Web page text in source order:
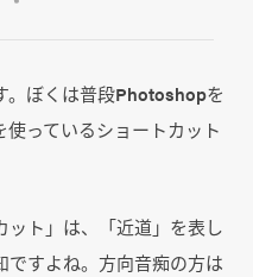
。ぼくは普段Photoshopを
っているショートカット
ット」は、「近道」を表し
ですよね。方向音痴の方は